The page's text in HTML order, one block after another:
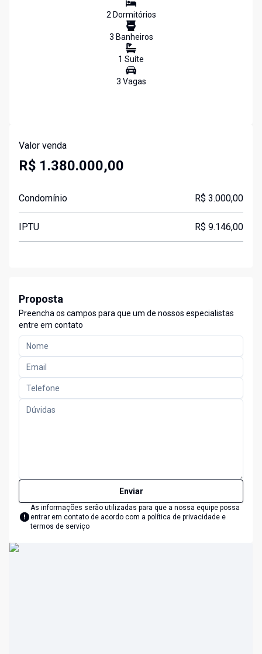
2Dormitórios
3 Banheiros
1 Suíte
3 Vagas
Valor venda
R$ 1.380.000,00
Condomínio R$ 3.000,00
IPTU R$ 9.146,00
Proposta
Preencha os campos para que um de nossos especialistas
entre em contato
Enviar
As informações serão utilizadas para que a nossa equipe possa
entrar em contato de acordo com a política de privacidade e
termos de serviço